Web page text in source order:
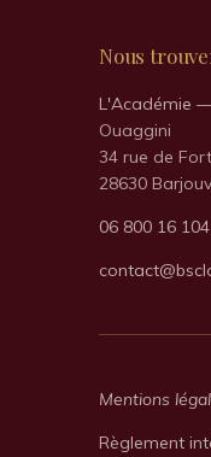
Nous
L'Académie —
Ouaggini
34 rue de
28630
06 800 16 104
Mentions
Règlement